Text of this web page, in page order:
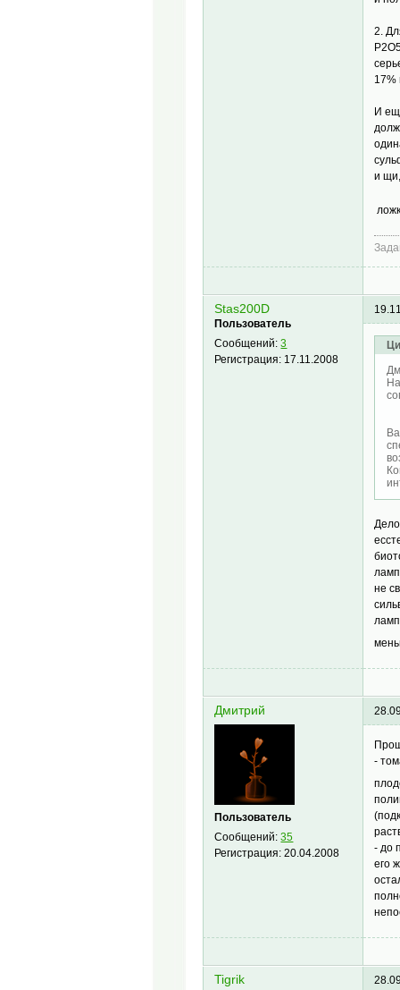
2.
17%
И
и
Stas200D
Пользователь
Сообщений:3
Регистрация: 17.11.2008
не
Дмитрий
Пользователь
Сообщений:35
Регистрация:20.04.2008
-
- до
его
Tigrik